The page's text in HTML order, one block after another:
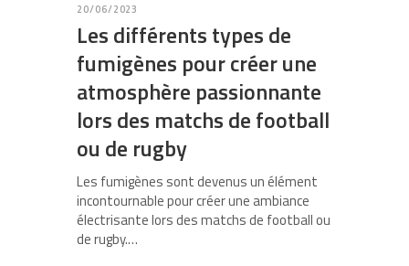
20/06/2023
Les différents types de
fumigènes pour créer une
atmosphère passionnante
lors des matchs de football
ou de rugby
Les fumigènes sont devenus un élément
incontournable pour créer une ambiance
électrisante lors des matchs de football ou
de rugby.…